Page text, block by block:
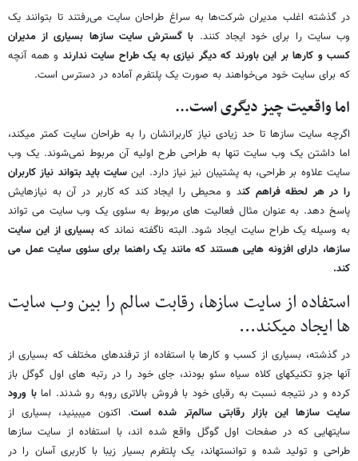
در گذشته اغلب مدیران شرکت‌ها به سراغ طراحان سایت می‌رفتند تا بتوانند یک
وب سایت را برای خود ایجاد کنند. با گسترش سایت سازها بسیاری از مدیران
کسب و کارها بر این باورند که دیگر نیازی به یک طراح سایت ندارند و همه آنچه
که برای سایت خود می‌خواهند به صورت یک پلتفرم آماده در دسترس است.
اما واقعیت چیز دیگری است...
اگرچه سایت سازها تا حد زیادی نیاز کاربرانشان را به طراحان سایت کمتر می‏کند،
اما داشتن یک وب سایت تنها به طراحی طرح اولیه آن مربوط نمی‌شوند. یک وب
سایت علاوه بر طراحی، به پشتیبان نیز نیاز دارد. این سایت باید بتواند نیاز کاربران
را در هر لحظه فراهم کند و محیطی را ایجاد کند که کاربر در آن به نیازهایش
پاسخ دهد. به عنوان مثال فعالیت های مربوط به سئوی یک وب سایت می‎ تواند
به وسیله یک طراح سایت ایجاد شود. البته ناگفته نماند که بسیاری از این سایت
سازها، دارای افزونه‏ هایی هستند که مانند یک راهنما برای سئوی سایت عمل می‏
کند.
استفاده از سایت سازها، رقابت سالم را بین وب سایت‌
ها ایجاد می‎کند...
در گذشته، بسیاری از کسب و کارها با استفاده از ترفندهای مختلف که بسیاری از
آنها جزو تکنیک‎های کلاه سیاه سئو بودند، جای خود را در رتبه های اول گوگل باز
کرده و در نتیجه نسبت به رقبای خود با فروش بالاتری روبه رو شدند. امابا ورود
سایت سازها این بازار رقابتی سالم‌تر شده است
. اکنون می‎بینید، بسیاری از
سایت‏هایی که در صفحات اول گوگل واقع شده‎ اند، با استفاده از سایت سازها
طراحی و تولید شده‎ و توانسته‎اند، یک پلتفرم بسیار زیبا با کاربری آسان را در